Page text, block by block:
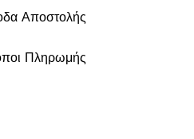
Αποστολής
Πληρωμής